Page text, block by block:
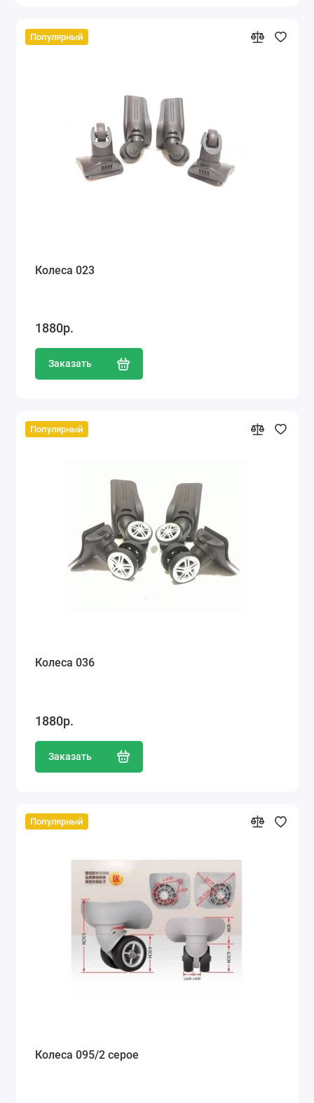
Популярный
Колеса 023
1880р.
Заказать
Популярный
Колеса 036
1880р.
Заказать
Популярный
Колеса 095/2 серое